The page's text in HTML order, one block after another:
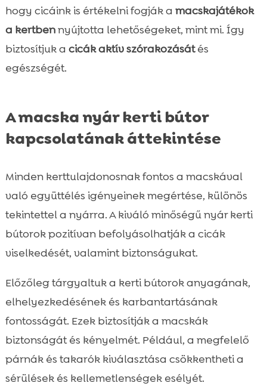
hogy cicáink is értékelni fogják a macskajátékok
a kertbennyújtotta lehetőségeket, mint mi. Így
biztosítjuk a cicák aktív szórakozásátés
egészségét.
A macska nyár kerti bútor
kapcsolatának áttekintése
Minden kerttulajdonosnak fontos a macskával
való együttélés igényeinek megértése, különös
tekintettel a nyárra. A kiváló minőségű nyár kerti
bútorok pozitívan befolyásolhatják a cicák
viselkedését, valamint biztonságukat.
Előzőleg tárgyaltuk a kerti bútorok anyagának,
elhelyezkedésének és karbantartásának
fontosságát. Ezek biztosítják a macskák
biztonságát és kényelmét. Például, a megfelelő
párnák és takarók kiválasztása csökkentheti a
sérülések és kellemetlenségek esélyét.